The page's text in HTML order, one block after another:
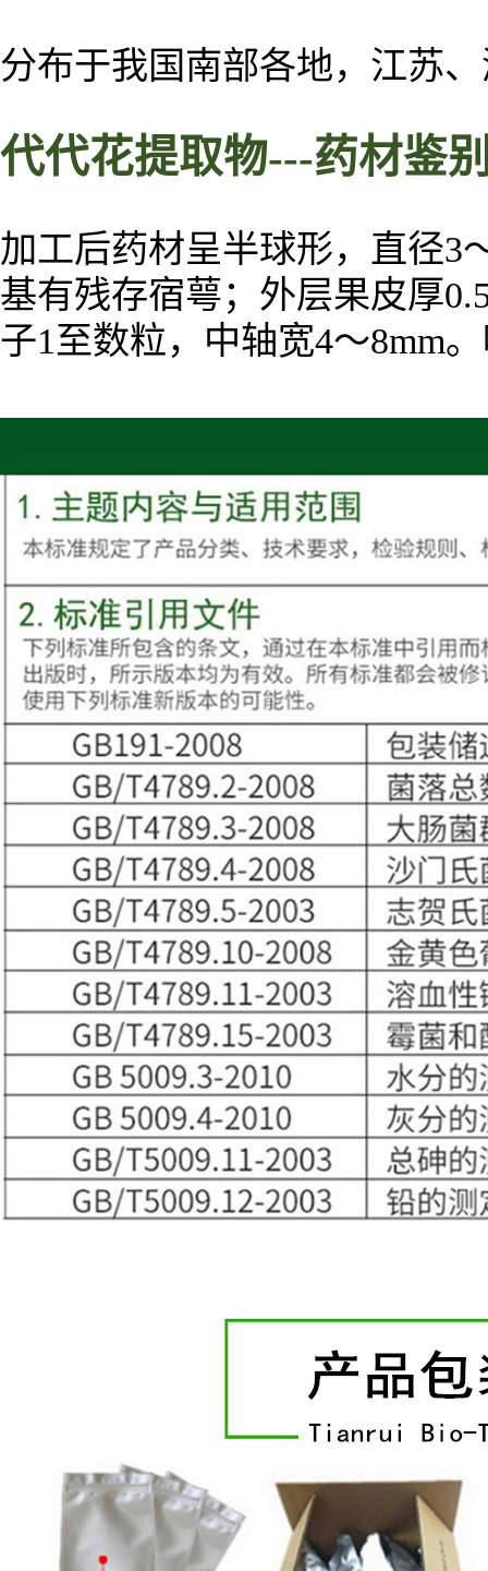
分布于我国南部各地，江苏
代代花提取物---药材鉴
加工后药材呈半球形，直径3
基有残存宿萼；外层果皮厚
子1至数粒，中轴宽4～8mm